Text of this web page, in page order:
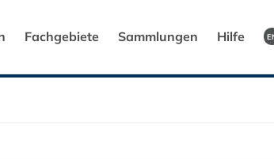
Fachgebiete Sammlungen Hilfe